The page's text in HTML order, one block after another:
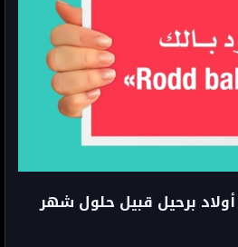
برحيل قبيل حلول شهر